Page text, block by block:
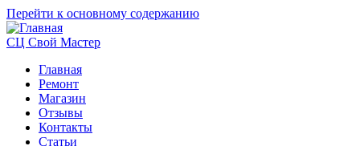
Перейти к основному содержанию
СЦ Свой Мастер
Главная
Ремонт
Магазин
Отзывы
Контакты
Статьи